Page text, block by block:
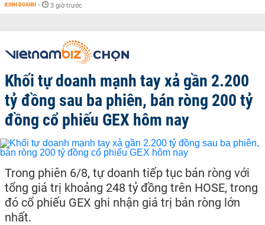
KINH DOANH - 3 giờ trước
Khối tự doanh mạnh tay xả gần 2.200
tỷ đồng sau ba phiên, bán ròng 200 tỷ
đồng cổ phiếu GEX hôm nay
Trong phiên 6/8, tự doanh tiếp tục bán ròng với
tổng giá trị khoảng 248 tỷ đồng trên HOSE, trong
đó cổ phiếu GEX ghi nhận giá trị bán ròng lớn
nhất.